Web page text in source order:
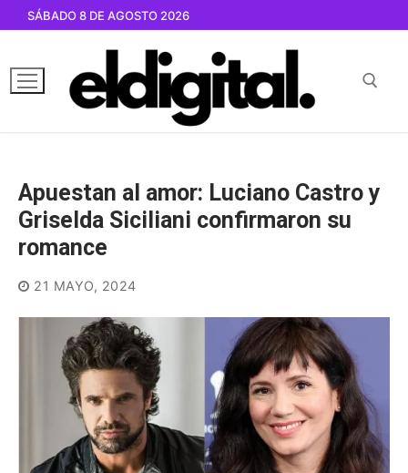
contenido
SÁBADO 8 DE AGOSTO 2026
Apuestan al amor: Luciano Castro y
Griselda Siciliani confirmaron su
romance
21 MAYO, 2024